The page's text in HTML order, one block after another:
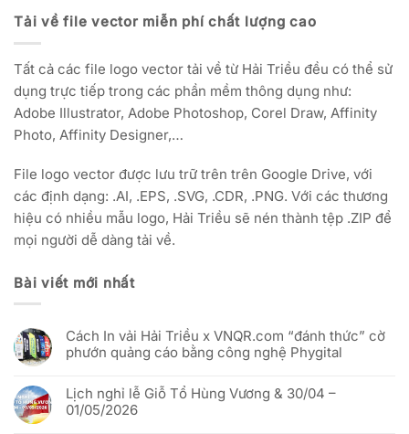
Tải về file vector miễn phí chất lượng cao
Tất cả các file logo vector tải về từ Hải Triều đều có thể sử
dụng trực tiếp trong các phần mềm thông dụng như:
Adobe Illustrator, Adobe Photoshop, Corel Draw, Affinity
Photo, Affinity Designer,…
File logo vector được lưu trữ trên trên Google Drive, với
các định dạng: .AI, .EPS, .SVG, .CDR, .PNG. Với các thương
hiệu có nhiều mẫu logo, Hải Triều sẽ nén thành tệp .ZIP để
mọi người dễ dàng tải về.
Bài viết mới nhất
Cách In vải Hải Triều x VNQR.com “đánh thức” cờ
phướn quảng cáo bằng công nghệ Phygital
bình
luận
ở
Lịch nghỉ lễ Giỗ Tổ Hùng Vương & 30/04 –
01/05/2026